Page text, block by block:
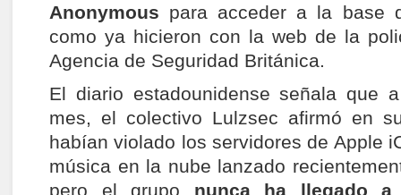
Anonymous para acceder a la base
como ya hicieron con la web de la
Agencia de Seguridad Británica.
El diario estadounidense señala que
mes, el colectivo Lulzsec afirmó en
habían violado los servidores de Apple
música en la nube lanzado
pero el grupo nunca ha llegado a